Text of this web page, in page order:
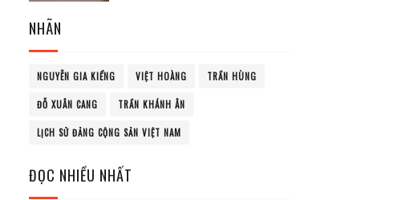
NHÃN
NGUYỄN GIA KIỂNG VIỆT HOÀNG TRẦN HÙNG
ĐỖ XUÂN CANG TRẦN KHÁNH ÂN
LỊCH SỬ ĐẢNG CỘNG SẢN VIỆT NAM
ĐỌC NHIỀU NHẤT